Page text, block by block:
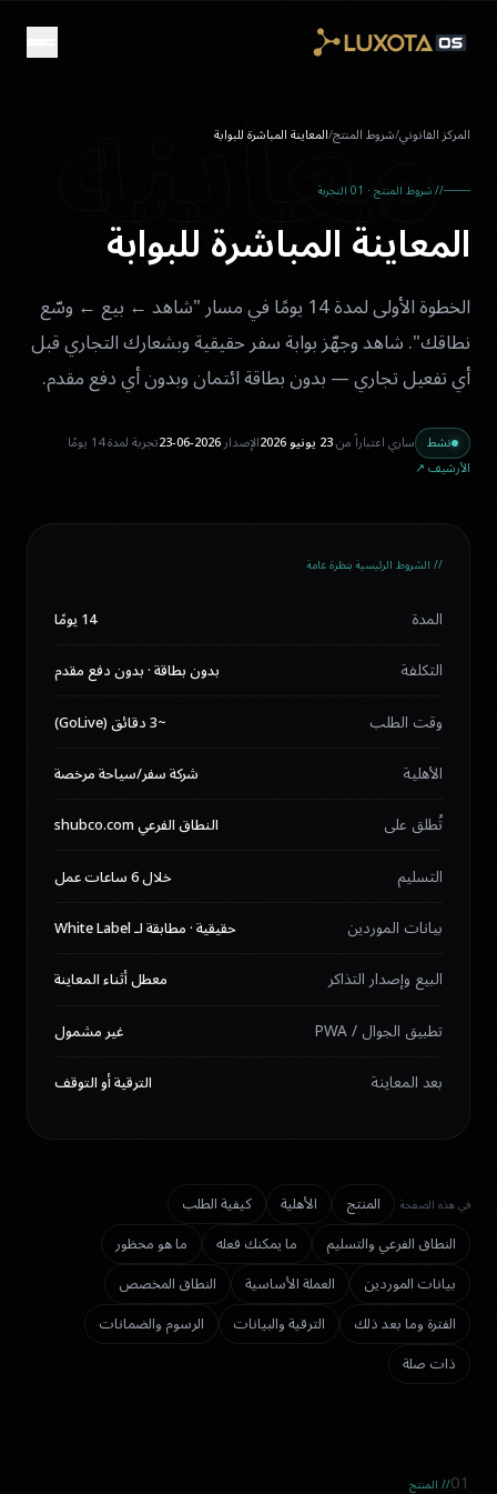
معاينة
المركز القانوني/شروط المنتج/المعاينة المباشرة للبوابة
// شروط المنتج · 01 التجربة
المعاينة المباشرة للبوابة
الخطوة الأولى لمدة 14 يومًا في مسار "شاهد ← بيع ← وسّع
نطاقك". شاهد وجهّز بوابة سفر حقيقية وبشعارك التجاري قبل
أي تفعيل تجاري — بدون بطاقة ائتمان وبدون أي دفع مقدم.
نشط ساري اعتباراً من23 يونيو 2026 الإصدار2026-06-23
تجربة لمدة 14 يومًا
الأرشيف ↗
// الشروط الرئيسية بنظرة عامة
المدة 14 يومًا
التكلفة بدون بطاقة · بدون دفع مقدم
وقت الطلب ~3 دقائق (GoLive)
الأهلية شركة سفر/سياحة مرخصة
تُطلق على النطاق الفرعي shubco.com
التسليم خلال 6 ساعات عمل
بيانات الموردين حقيقية · مطابقة لـ White Label
البيع وإصدار التذاكر معطل أثناء المعاينة
تطبيق الجوال / PWA غير مشمول
بعد المعاينة الترقية أو التوقف
في هذه الصفحة المنتج الأهلية
كيفية الطلب
النطاق الفرعي والتسليم
ما يمكنك فعله
ما هو محظور
بيانات الموردين
العملة الأساسية
النطاق المخصص
الفترة وما بعد ذلك
الترقية والبيانات
الرسوم والضمانات
ذات صلة
01// المنتج